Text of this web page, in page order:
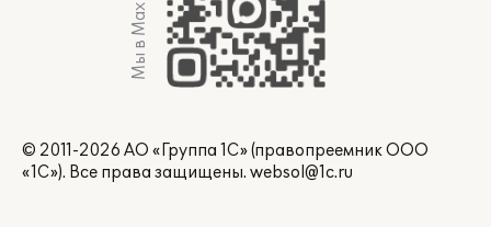
Мы в Max
© 2011-2026 АО «Группа 1С» (правопреемник ООО
«1С»). Все права защищены. websol@1c.ru